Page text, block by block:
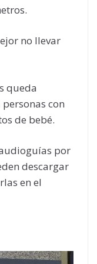
no llevar
queda
con
de bebé.
por
descargar
en el